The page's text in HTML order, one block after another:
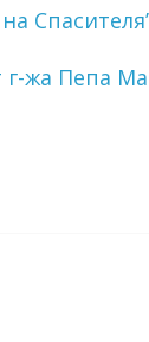
г-жа Пепа